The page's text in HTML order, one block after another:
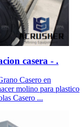
casera - .
Casero en
molino para plastico
Casero ...